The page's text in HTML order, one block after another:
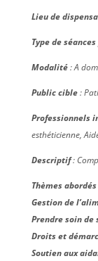
Lieu de
Type de
Modalité: A
Public cible:
Professionnels
esthéticienne,
Descriptif:
Thèmes
Gestion de
Prendre soin de
Droits et
Soutien aux